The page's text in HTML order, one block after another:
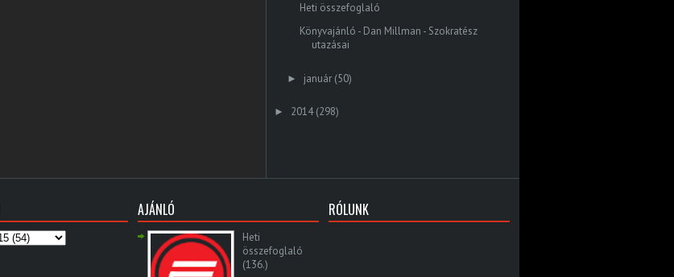
Heti összefoglaló
Könyvajánló - Dan Millman - Szokratész
utazásai
► január (50)
► 2014 (298)
AJÁNLÓ
Heti
összefoglaló
(136.)
RÓLUNK